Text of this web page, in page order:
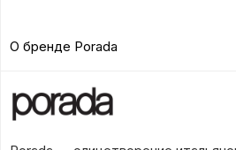
О бренде Porada